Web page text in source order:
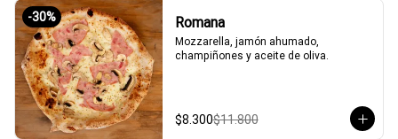
-30% Romana
Mozzarella, jamón ahumado,
champiñones y aceite de oliva.
$8.300$11.800